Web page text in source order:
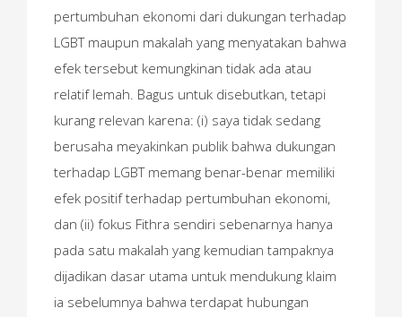
pertumbuhan ekonomi dari dukungan terhadap
LGBT maupun makalah yang menyatakan bahwa
efek tersebut kemungkinan tidak ada atau
relatif lemah. Bagus untuk disebutkan, tetapi
kurang relevan karena: (i) saya tidak sedang
berusaha meyakinkan publik bahwa dukungan
terhadap LGBT memang benar-benar memiliki
efek positif terhadap pertumbuhan ekonomi,
dan (ii) fokus Fithra sendiri sebenarnya hanya
pada satu makalah yang kemudian tampaknya
dijadikan dasar utama untuk mendukung klaim
ia sebelumnya bahwa terdapat hubungan